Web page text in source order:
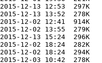
12-13 12:53  297K
12-13 13:52  278K
12-02 12:41  914K
12-02 13:55  279K
12-13 15:24  296K
12-02 18:24  282K
12-02 18:24  294K
12-03 10:42  278K